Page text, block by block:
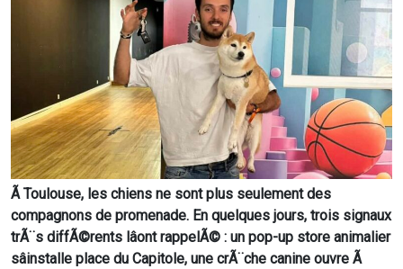
Ã Toulouse, les chiens ne sont plus seulement des
compagnons de promenade. En quelques jours, trois signaux
trÃ¨s diffÃ©rents lâont rappelÃ© : un pop-up store animalier
sâinstalle place du Capitole, une crÃ¨che canine ouvre Ã